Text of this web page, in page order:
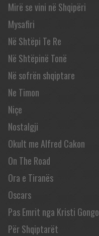
Mirë se vini në Shqipëri
Mysafiri
Në Shtëpi Te Re
Në Shtëpinë Tonë
Në sofrën shqiptare
Ne Timon
Niçe
Nostalgji
Okult me Alfred Cakon
On The Road
Ora e Tiranës
Oscars
Pas Emrit nga Kristi Gongo
Për Shqiptarët